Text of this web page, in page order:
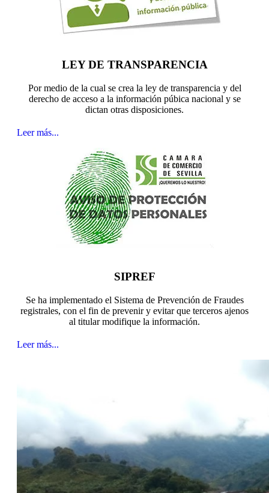
LEY DE TRANSPARENCIA
Por medio de la cual se crea la ley de transparencia y del
derecho de acceso a la información púbica nacional y se
dictan otras disposiciones.
Leer más...
SIPREF
Se ha implementado el Sistema de Prevención de Fraudes
registrales, con el fin de prevenir y evitar que terceros ajenos
al titular modifique la información.
Leer más...